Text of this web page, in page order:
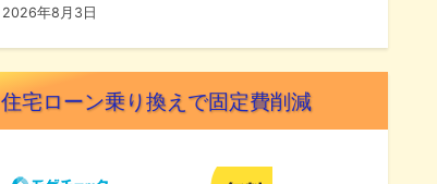
2026年8月3日
住宅ローン乗り換えで固定費削減